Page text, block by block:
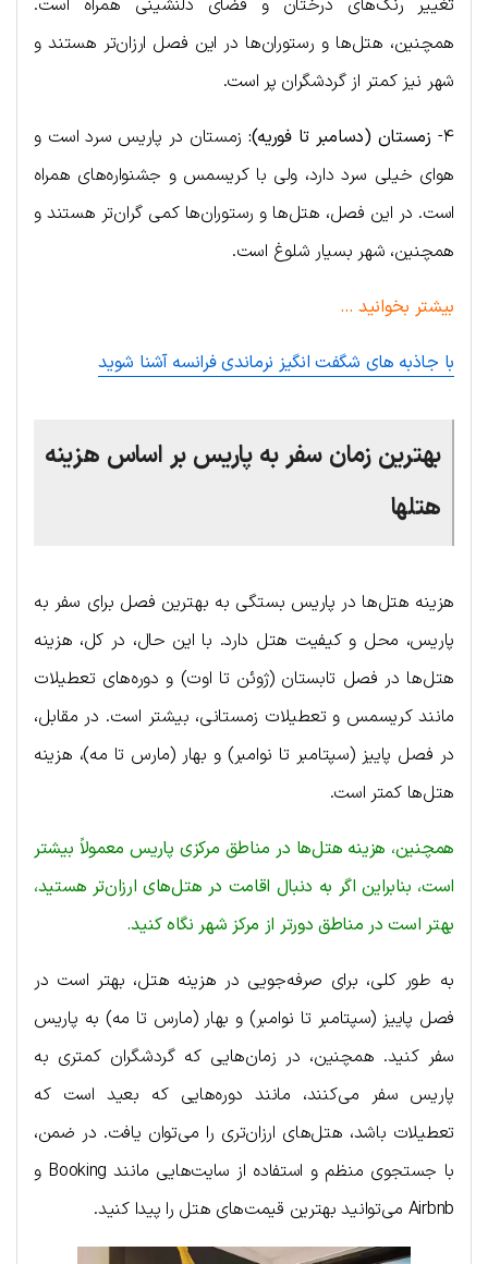
تغییر رنگ‌های درختان و فضای دلنشینی همراه است.
همچنین، هتل‌ها و رستوران‌ها در این فصل ارزان‌تر هستند و
شهر نیز کمتر از گردشگران پر است.
۴- زمستان (دسامبر تا فوریه): زمستان در پاریس سرد است و
هوای خیلی سرد دارد، ولی با کریسمس و جشنواره‌های همراه
است. در این فصل، هتل‌ها و رستوران‌ها کمی گران‌تر هستند و
همچنین، شهر بسیار شلوغ است.
بیشتر بخوانید …
با جاذبه های شگفت انگیز نرماندی فرانسه آشنا شوید
بهترین زمان سفر به پاریس بر اساس هزینه
هتلها
هزینه هتل‌ها در پاریس بستگی به بهترین فصل برای سفر به
پاریس، محل و کیفیت هتل دارد. با این حال، در کل، هزینه
هتل‌ها در فصل تابستان (ژوئن تا اوت) و دوره‌های تعطیلات
مانند کریسمس و تعطیلات زمستانی، بیشتر است. در مقابل،
در فصل پاییز (سپتامبر تا نوامبر) و بهار (مارس تا مه)، هزینه
هتل‌ها کمتر است.
همچنین، هزینه هتل‌ها در مناطق مرکزی پاریس معمولاً بیشتر
است، بنابراین اگر به دنبال اقامت در هتل‌های ارزان‌تر هستید،
بهتر است در مناطق دورتر از مرکز شهر نگاه کنید.
به طور کلی، برای صرفه‌جویی در هزینه هتل، بهتر است در
فصل پاییز (سپتامبر تا نوامبر) و بهار (مارس تا مه) به پاریس
سفر کنید. همچنین، در زمان‌هایی که گردشگران کمتری به
پاریس سفر می‌کنند، مانند دوره‌هایی که بعید است که
تعطیلات باشد، هتل‌های ارزان‌تری را می‌توان یافت. در ضمن،
با جستجوی منظم و استفاده از سایت‌هایی مانند Booking و
Airbnb می‌توانید بهترین قیمت‌های هتل را پیدا کنید.